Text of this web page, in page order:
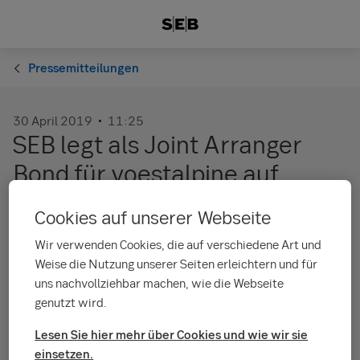
Pressemitteilungen
30 April 2019 11:25
SEB legt als Joint Arranger
Bond für voestalpine auf
Die SEB AB Frankfurt Branch hat Anfang April zusammen mit
drei anderen Banken voestalpine bei der Begebung eines 500
Millionen Euro Bonds unterstützt. Die SEB erhöht damit ihre
Sichtbarkeit auf dem österreichischen Markt und baut ihre
Geschäftsaktivitäten weiter aus.
mit Hauptsitz in Linz wird laut eigenen Angaben die Mittel zur
allgemeinen Unternehmensfinanzierung nutzen. Die Laufzeit
Cookies auf unserer Webseite
Wir verwenden Cookies, die auf verschiedene Art und
Weise die Nutzung unserer Seiten erleichtern und für
uns nachvollziehbar machen, wie die Webseite
genutzt wird.
Lesen Sie hier mehr über Cookies und wie wir sie
einsetzen.